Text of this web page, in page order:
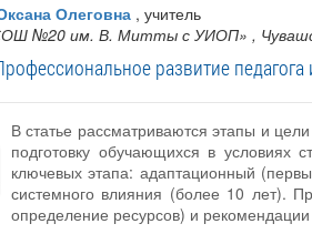
Олеговна , учитель
№20 им. В. Митты с УИОП» ,
развитие
В статье рассматриваются этапы и
подготовку обучающихся в условиях
ключевых этапа: адаптационный
системного влияния (более 10 лет).
определение ресурсов) и